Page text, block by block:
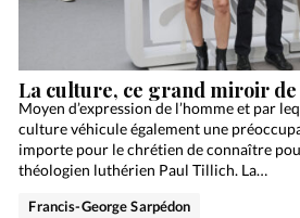
La culture, ce grand miroir
Moyen d’expression de l’homme et par
culture véhicule également une
importe pour le chrétien de connaître
théologien luthérien Paul Tillich. La…
Francis-George Sarpédon